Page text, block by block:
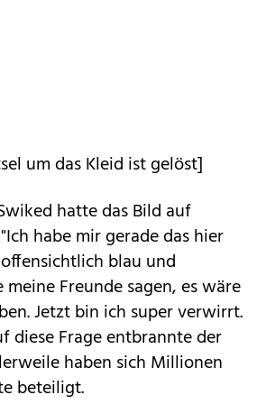
um das Kleid ist gelöst]
hatte das Bild auf
habe mir gerade das hier
blau und
Freunde sagen, es wäre
Jetzt bin ich super verwirrt.
diese Frage entbrannte der
haben sich Millionen
beteiligt.